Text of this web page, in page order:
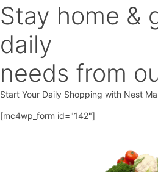
Stay home &
daily
needs from
Start Your Daily Shopping with Nest
[mc4wp_form id="142"]